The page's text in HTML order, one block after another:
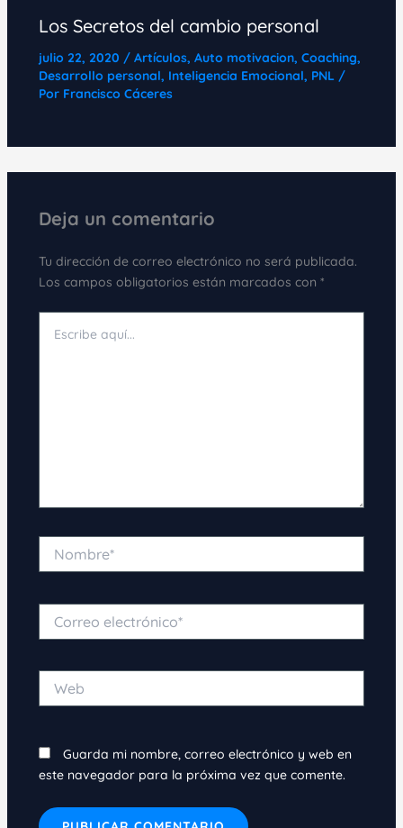
Los Secretos del cambio personal
julio 22, 2020 / Artículos, Auto motivacion, Coaching,
Desarrollo personal, Inteligencia Emocional, PNL/
Por Francisco Cáceres
Deja un comentario
Tu dirección de correo electrónico no será publicada.
Los campos obligatorios están marcados con *
aquí...
electrónico*
Guarda mi nombre, correo electrónico y web en
este navegador para la próxima vez que comente.